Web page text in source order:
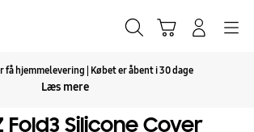
få hjemmelevering | Købet er åbent i 30 dage
Læs mere
Fold3 Silicone Cover